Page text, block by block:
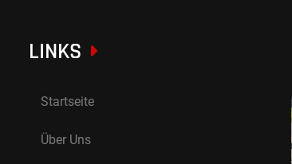
LINKS
Startseite
Über Uns